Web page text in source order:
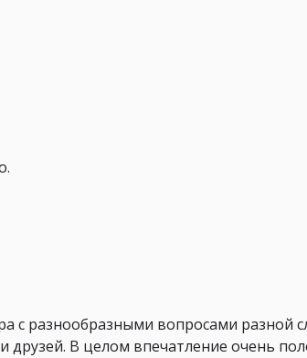
с разнообразными вопросами разной
друзей. В целом впечатление очень